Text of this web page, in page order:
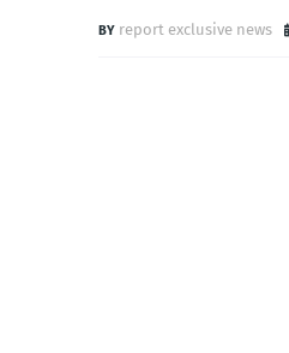
report exclusive news